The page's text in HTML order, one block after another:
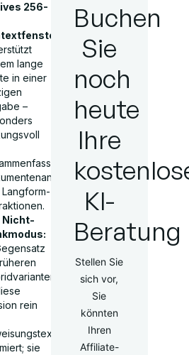
256-
lange
in einer
–
Nicht-
rein
sie
Buchen
Sie
noch
heute
Ihre
KI-
Beratung
Stellen Sie
sich vor,
Sie
könnten
Ihren
Affiliate-